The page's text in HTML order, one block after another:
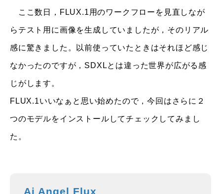
ここ数日，FLUX.1用のワークフローを見直しなが
らテスト用に画像を生成していましたが，そのリアル
感に驚きました。以前使っていたときはそれほど感じ
なかったのですが，SDXLとは違った世界が広がる感
じがします。
FLUX.1いいなぁと思い始めたので，今回はさらに２
つのモデルをインストールしてチェックしてみまし
た。
Ai Angel Flux